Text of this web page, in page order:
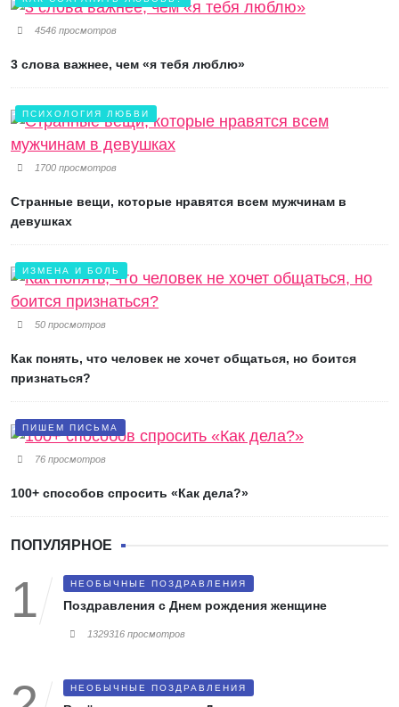
4546 просмотров
3 слова важнее, чем «я тебя люблю»
ПСИХОЛОГИЯ ЛЮБВИ
1700 просмотров
Странные вещи, которые нравятся всем мужчинам в
девушках
ИЗМЕНА И БОЛЬ
50 просмотров
Как понять, что человек не хочет общаться, но боится
признаться?
ПИШЕМ ПИСЬМА
76 просмотров
100+ способов спросить «Как дела?»
ПОПУЛЯРНОЕ
НЕОБЫЧНЫЕ ПОЗДРАВЛЕНИЯ
Поздравления с Днем рождения женщине
1329316 просмотров
НЕОБЫЧНЫЕ ПОЗДРАВЛЕНИЯ